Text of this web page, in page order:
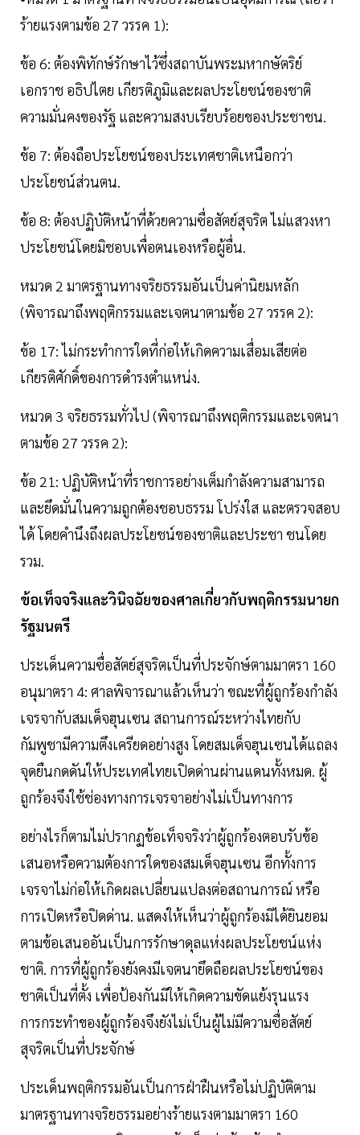
ร้ายแรงตามข้อ 27 วรรค 1):
ข้อ 6: ต้องพิทักษ์รักษาไว้ซึ่งสถาบันพระมหากษัตริย์
เอกราช อธิปไตย เกียรติภูมิและผลประโยชน์ของชาติ
ความมั่นคงของรัฐ และความสงบเรียบร้อยของประชาชน.
ข้อ 7: ต้องถือประโยชน์ของประเทศชาติเหนือกว่า
ประโยชน์ส่วนตน.
ข้อ 8: ต้องปฏิบัติหน้าที่ด้วยความซื่อสัตย์สุจริต ไม่แสวงหา
ประโยชน์โดยมิชอบเพื่อตนเองหรือผู้อื่น.
หมวด 2 มาตรฐานทางจริยธรรมอันเป็นค่านิยมหลัก
(พิจารณาถึงพฤติกรรมและเจตนาตามข้อ 27 วรรค 2):
ข้อ 17: ไม่กระทำการใดที่ก่อให้เกิดความเสื่อมเสียต่อ
เกียรติศักดิ์ของการดำรงตำแหน่ง.
หมวด 3 จริยธรรมทั่วไป (พิจารณาถึงพฤติกรรมและเจตนา
ตามข้อ 27 วรรค 2):
ข้อ 21: ปฏิบัติหน้าที่ราชการอย่างเต็มกำลังความสามารถ
และยึดมั่นในความถูกต้องชอบธรรม โปร่งใส และตรวจสอบ
ได้ โดยคำนึงถึงผลประโยชน์ของชาติและประชา ชนโดย
รวม.
ข้อเท็จจริงและวินิจฉัยของศาลเกี่ยวกับพฤติกรรมนายก
รัฐมนตรี
ประเด็นความซื่อสัตย์สุจริตเป็นที่ประจักษ์ตามมาตรา 160
อนุมาตรา 4: ศาลพิจารณาแล้วเห็นว่า ขณะที่ผู้ถูกร้องกำลัง
เจรจากับสมเด็จฮุนเซน สถานการณ์ระหว่างไทยกับ
กัมพูชามีความตึงเครียดอย่างสูง โดยสมเด็จฮุนเซนได้แถลง
จุดยืนกดดันให้ประเทศไทยเปิดด่านผ่านแดนทั้งหมด. ผู้
ถูกร้องจึงใช้ช่องทางการเจรจาอย่างไม่เป็นทางการ
อย่างไรก็ตามไม่ปรากฏข้อเท็จจริงว่าผู้ถูกร้องตอบรับข้อ
เสนอหรือความต้องการใดของสมเด็จฮุนเซน อีกทั้งการ
เจรจาไม่ก่อให้เกิดผลเปลี่ยนแปลงต่อสถานการณ์ หรือ
การเปิดหรือปิดด่าน. แสดงให้เห็นว่าผู้ถูกร้องมิได้ยินยอม
ตามข้อเสนออันเป็นการรักษาดุลแห่งผลประโยชน์แห่ง
ชาติ. การที่ผู้ถูกร้องยังคงมีเจตนายึดถือผลประโยชน์ของ
ชาติเป็นที่ตั้ง เพื่อป้องกันมิให้เกิดความขัดแย้งรุนแรง
การกระทำของผู้ถูกร้องจึงยังไม่เป็นผู้ไม่มีความซื่อสัตย์
สุจริตเป็นที่ประจักษ์
ประเด็นพฤติกรรมอันเป็นการฝ่าฝืนหรือไม่ปฏิบัติตาม
มาตรฐานทางจริยธรรมอย่างร้ายแรงตามมาตรา 160